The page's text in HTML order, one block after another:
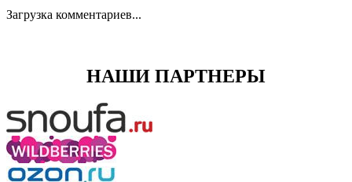
Загрузка комментариев...
НАШИ ПАРТНЕРЫ